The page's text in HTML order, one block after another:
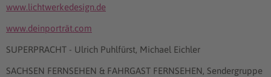
www.lichtwerkedesign.de
www.deinporträt.com
SUPERPRACHT - Ulrich Puhlfürst, Michael Eichler
SACHSEN FERNSEHEN & FAHRGAST FERNSEHEN, Sendergruppe